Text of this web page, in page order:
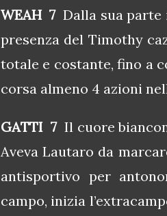
WEAH 7 Dalla sua parte
presenza del Timothy
totale e costante, fino a
corsa almeno 4 azioni
GATTI 7 Il cuore
Aveva Lautaro da
antisportivo per
campo, inizia